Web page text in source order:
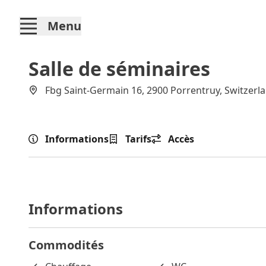
Menu
Salle de séminaires
Fbg Saint-Germain 16, 2900 Porrentruy,
Informations Tarifs Accès
Informations
Commodités